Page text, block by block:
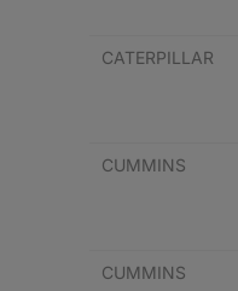
CATERPILLAR
CUMMINS
CUMMINS